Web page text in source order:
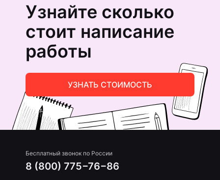
Узнайте сколько
стоит написание
работы
УЗНАТЬ СТОИМОСТЬ
Бесплатный звонок по России
8 (800) 775−76−86